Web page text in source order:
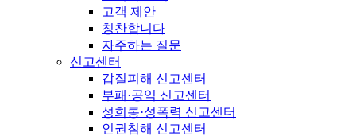
고객 제안
칭찬합니다
자주하는 질문
신고센터
갑질피해 신고센터
부패·공익 신고센터
성희롱·성폭력 신고센터
인권침해 신고센터